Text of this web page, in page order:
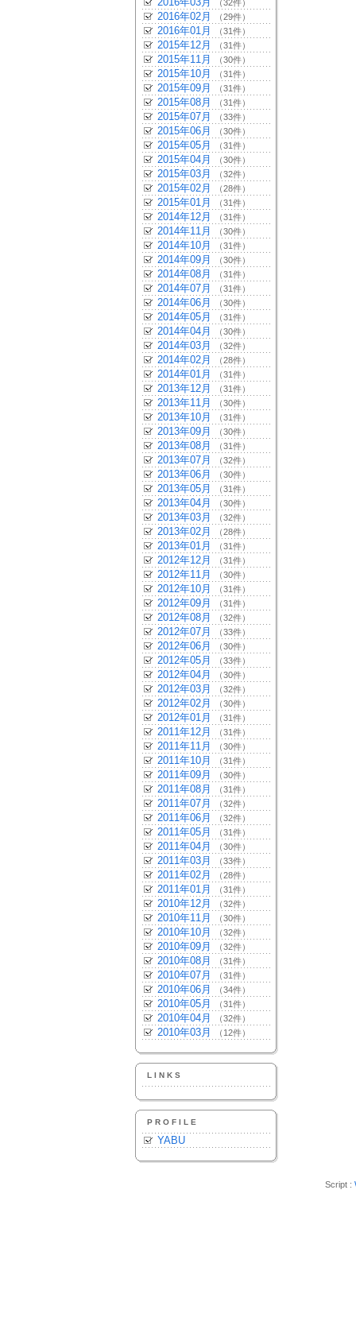
（32件）
2016年02月 （29件）
2016年01月 （31件）
2015年12月 （31件）
2015年11月 （30件）
2015年10月 （31件）
2015年09月 （31件）
2015年08月 （31件）
2015年07月 （33件）
2015年06月 （30件）
2015年05月 （31件）
2015年04月 （30件）
2015年03月 （32件）
2015年02月 （28件）
2015年01月 （31件）
2014年12月 （31件）
2014年11月 （30件）
2014年10月 （31件）
2014年09月 （30件）
2014年08月 （31件）
2014年07月 （31件）
2014年06月 （30件）
2014年05月 （31件）
2014年04月 （30件）
2014年03月 （32件）
2014年02月 （28件）
2014年01月 （31件）
2013年12月 （31件）
2013年11月 （30件）
2013年10月 （31件）
2013年09月 （30件）
2013年08月 （31件）
2013年07月 （32件）
2013年06月 （30件）
2013年05月 （31件）
2013年04月 （30件）
2013年03月 （32件）
2013年02月 （28件）
2013年01月 （31件）
2012年12月 （31件）
2012年11月 （30件）
2012年10月 （31件）
2012年09月 （31件）
2012年08月 （32件）
2012年07月 （33件）
2012年06月 （30件）
2012年05月 （33件）
2012年04月 （30件）
2012年03月 （32件）
2012年02月 （30件）
2012年01月 （31件）
2011年12月 （31件）
2011年11月 （30件）
2011年10月 （31件）
2011年09月 （30件）
2011年08月 （31件）
2011年07月 （32件）
2011年06月 （32件）
2011年05月 （31件）
2011年04月 （30件）
2011年03月 （33件）
2011年02月 （28件）
2011年01月 （31件）
2010年12月 （32件）
2010年11月 （30件）
2010年10月 （32件）
2010年09月 （32件）
2010年08月 （31件）
2010年07月 （31件）
2010年06月 （34件）
2010年05月 （31件）
2010年04月 （32件）
2010年03月 （12件）
LINKS
PROFILE
YABU
Script :